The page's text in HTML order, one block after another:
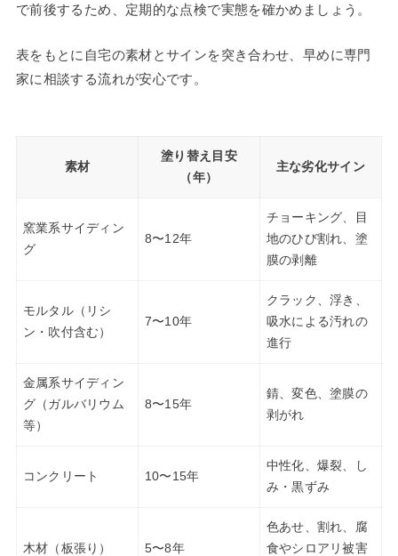
で前後するため、定期的な点検で実態を確かめましょう。
表をもとに自宅の素材とサインを突き合わせ、早めに専門
家に相談する流れが安心です。
素材
塗り替え目安
（年）
主な劣化サイン
窯業系サイディン
グ
8〜12年
チョーキング、目
地のひび割れ、塗
膜の剥離
モルタル（リシ
ン・吹付含む）
7〜10年
クラック、浮き、
吸水による汚れの
進行
金属系サイディン
グ（ガルバリウム
等）
8〜15年
錆、変色、塗膜の
剥がれ
コンクリート 10〜15年
中性化、爆裂、し
み・黒ずみ
木材（板張り） 5〜8年
色あせ、割れ、腐
食やシロアリ被害